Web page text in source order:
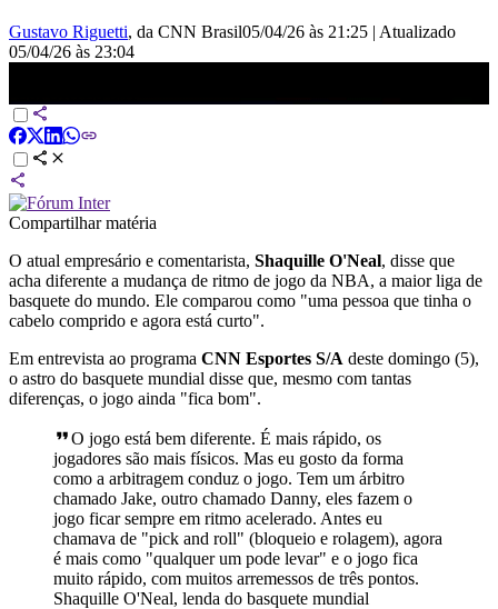
Gustavo Riguetti, da CNN Brasil05/04/26 às 21:25 | Atualizado
05/04/26 às 23:04
Compartilhar matéria
O atual empresário e comentarista, Shaquille O'Neal, disse que
acha diferente a mudança de ritmo de jogo da NBA, a maior liga de
basquete do mundo. Ele comparou como "uma pessoa que tinha o
cabelo comprido e agora está curto".
Em entrevista ao programa CNN Esportes S/A deste domingo (5),
o astro do basquete mundial disse que, mesmo com tantas
diferenças, o jogo ainda "fica bom".
O jogo está bem diferente. É mais rápido, os
jogadores são mais físicos. Mas eu gosto da forma
como a arbitragem conduz o jogo. Tem um árbitro
chamado Jake, outro chamado Danny, eles fazem o
jogo ficar sempre em ritmo acelerado. Antes eu
chamava de "pick and roll" (bloqueio e rolagem), agora
é mais como "qualquer um pode levar" e o jogo fica
muito rápido, com muitos arremessos de três pontos.
Shaquille O'Neal, lenda do basquete mundial